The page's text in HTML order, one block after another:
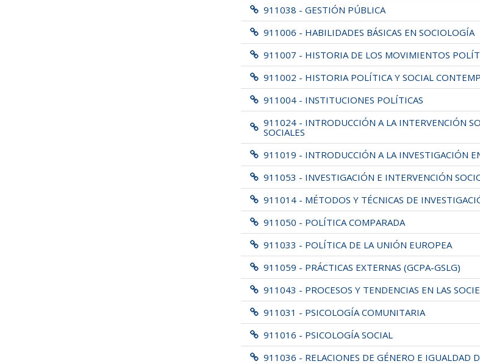
911038 - GESTIÓN PÚBLICA
911006 - HABILIDADES BÁSICAS EN SOCIOLOGÍA
911007 - HISTORIA DE LOS MOVIMIENTOS
911002 - HISTORIA POLÍTICA Y SOCIAL
911004 - INSTITUCIONES POLÍTICAS
911024 - INTRODUCCIÓN A LA INTERVENCIÓN
SOCIALES
911019 - INTRODUCCIÓN A LA INVESTIGACIÓN
911053 - INVESTIGACIÓN E INTERVENCIÓN
911014 - MÉTODOS Y TÉCNICAS DE
911050 - POLÍTICA COMPARADA
911033 - POLÍTICA DE LA UNIÓN EUROPEA
911059 - PRÁCTICAS EXTERNAS (GCPA-GSLG)
911043 - PROCESOS Y TENDENCIAS EN LAS
911031 - PSICOLOGÍA COMUNITARIA
911016 - PSICOLOGÍA SOCIAL
911036 - RELACIONES DE GÉNERO E IGUALDAD